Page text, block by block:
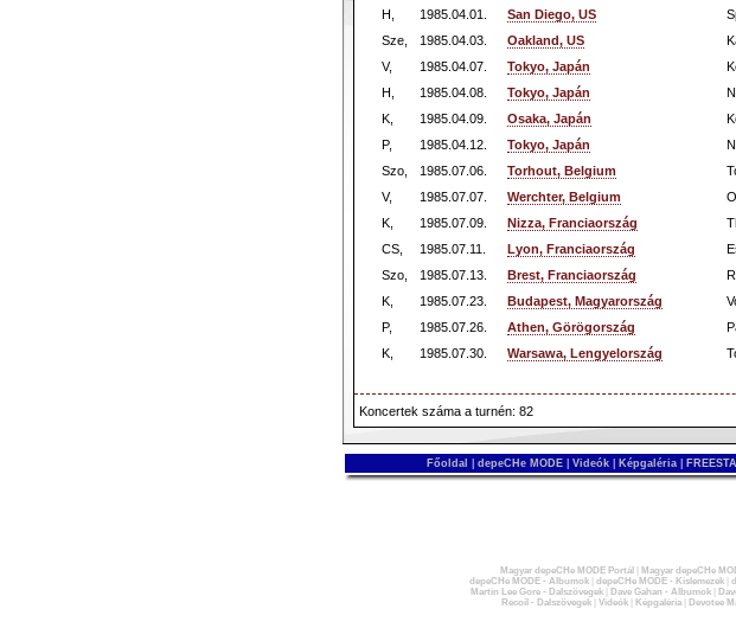
H,
1985.04.01. San Diego, US
Sze,
1985.04.03. Oakland, US
V,
1985.04.07. Tokyo, Japán
H,
1985.04.08. Tokyo, Japán
K,
1985.04.09. Osaka, Japán
P,
1985.04.12. Tokyo, Japán
Szo,
1985.07.06. Torhout, Belgium
V,
1985.07.07. Werchter, Belgium
K,
1985.07.09. Nizza, Franciaország
CS,
1985.07.11. Lyon, Franciaország
Szo,
1985.07.13. Brest, Franciaország
K,
1985.07.23. Budapest, Magyarország
P,
1985.07.26. Athen, Görögország
K,
1985.07.30. Warsawa, Lengyelország
Koncertek száma a turnén: 82
Főoldal depeCHe MODE Videók Képgaléria
Magyar depeCHe MODE Portál Magyar depeCHe
depeCHe MODE - Albumok| depeCHe MODE - Kislemezek|
Martin Lee Gore - Dalszövegek| Dave Gahan - Albumok|
Recoil - Dalszövegek| Videók| Képgaléria| Devotee